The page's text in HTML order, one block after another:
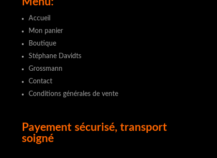
Accueil
Mon panier
Boutique
Stéphane Davidts
Grossmann
Contact
Conditions générales de vente
Payement sécurisé, transport
soigné